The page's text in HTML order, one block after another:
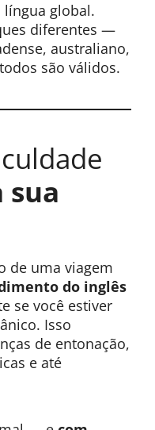
língua global.
diferentes —
australiano,
são válidos.
sua
de uma viagem
do inglês
se você estiver
Isso
de entonação,
e até